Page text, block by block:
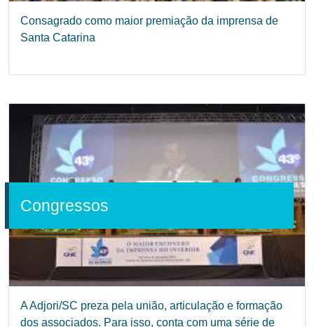
Consagrado como maior premiação da imprensa de
Santa Catarina
Congressos
A Adjori/SC preza pela união, articulação e formação
dos associados. Para isso, conta com uma série de